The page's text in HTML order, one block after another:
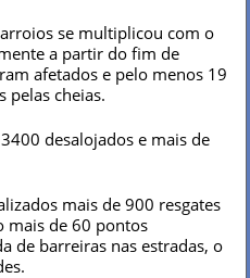
se multiplicou com o
a partir do fim de
afetados e pelo menos 19
pelas cheias.
desalojados e mais de
mais de 900 resgates
mais de 60 pontos
de barreiras nas estradas, o